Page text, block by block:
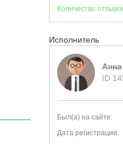
Количество
Исполнитель
ID
Был(а) на сайте:
Дата регистрации: